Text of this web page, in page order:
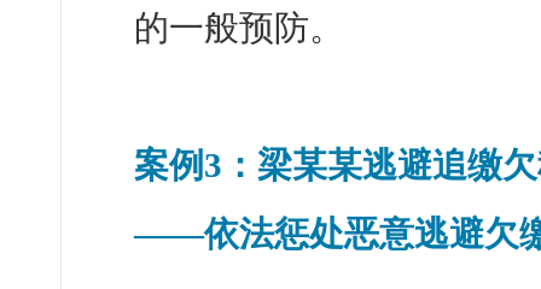
的一般预防。
案例3：梁某某逃避追缴
——依法惩处恶意逃避欠